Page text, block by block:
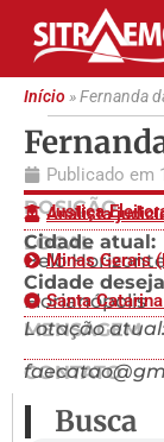
Início»Fernanda
Publicado em
POSIÇÃO
Justiça
Analista
LOCAL
Cidade atual:
BeloMinas Gerais
Cidade
Florianópolis
Santa
MENSAGEM
Lotação atual:
CONTATO
Busca